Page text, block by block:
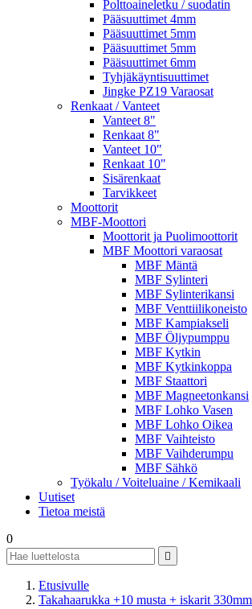
Polttoaineletku / suodatin
Pääsuuttimet 4mm
Pääsuuttimet 5mm
Pääsuuttimet 5mm
Pääsuuttimet 6mm
Tyhjäkäyntisuuttimet
Jingke PZ19 Varaosat
Renkaat / Vanteet
Vanteet 8"
Renkaat 8"
Vanteet 10"
Renkaat 10"
Sisärenkaat
Tarvikkeet
Moottorit
MBF-Moottori
Moottorit ja Puolimoottorit
MBF Moottori varaosat
MBF Mäntä
MBF Sylinteri
MBF Sylinterikansi
MBF Venttiilikoneisto
MBF Kampiakseli
MBF Öljypumppu
MBF Kytkin
MBF Kytkinkoppa
MBF Staattori
MBF Magneetonkansi
MBF Lohko Vasen
MBF Lohko Oikea
MBF Vaihteisto
MBF Vaihderumpu
MBF Sähkö
Työkalu / Voiteluaine / Kemikaali
Uutiset
Tietoa meistä
0

Etusivulle
Takahaarukka +10 musta + iskarit 330mm